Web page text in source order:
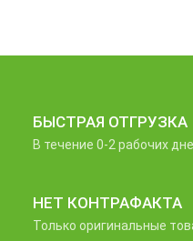
БЫСТРАЯ ОТГРУЗКА
В течение 0-2 рабочих
НЕТ КОНТРАФАКТА
Только оригинальные